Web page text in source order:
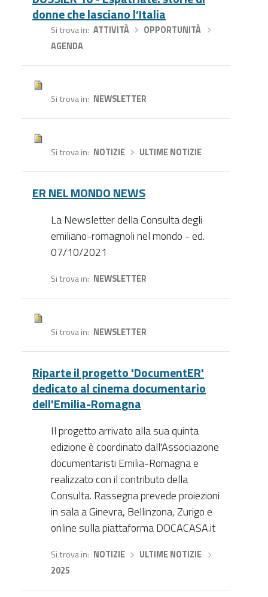
donne che lasciano l’Italia
Si trova in ATTIVITÀ› OPPORTUNITÀ
AGENDA
Si trova in NEWSLETTER
Si trova in NOTIZIE› ULTIME NOTIZIE
ER NEL MONDO NEWS
La Newsletter della Consulta degli
emiliano-romagnoli nel mondo - ed.
07/10/2021
Si trova in NEWSLETTER
Si trova in NEWSLETTER
Riparte il progetto 'DocumentER'
dedicato al cinema documentario
dell'Emilia-Romagna
Il progetto arrivato alla sua quinta
edizione è coordinato dall'Associazione
documentaristi Emilia-Romagna e
realizzato con il contributo della
Consulta. Rassegna prevede proiezioni
in sala a Ginevra, Bellinzona, Zurigo e
online sulla piattaforma DOCACASA.it
Si trova in NOTIZIE› ULTIME NOTIZIE
2025